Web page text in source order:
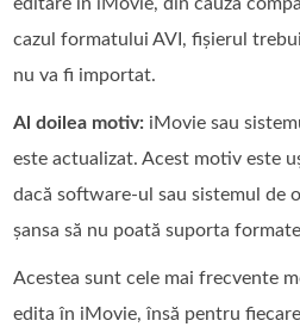
cazul formatului AVI, fișierul
nu va fi importat.
Al doilea motiv: iMovie sau
este actualizat. Acest motiv este
dacă software‑ul sau sistemul de
șansa să nu poată suporta
Acestea sunt cele mai frecvente
edita în iMovie, însă pentru